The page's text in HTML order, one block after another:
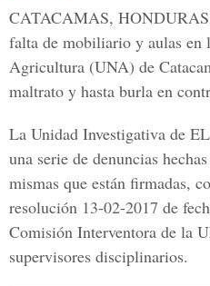
CATACAMAS,
falta de mobiliario y aulas en
Agricultura (UNA) de
maltrato y hasta burla en
La Unidad Investigativa de
una serie de denuncias
mismas que están firmadas,
resolución 13-02-2017 de
Comisión Interventora de la
supervisores disciplinarios.